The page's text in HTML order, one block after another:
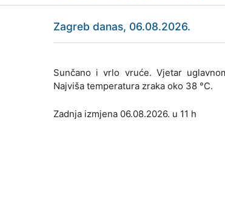
Zagreb danas, 06.08.2026.
Sunčano i vrlo vruće. Vjetar
Najviša temperatura zraka oko 38 °C.
Zadnja izmjena 06.08.2026. u 11 h